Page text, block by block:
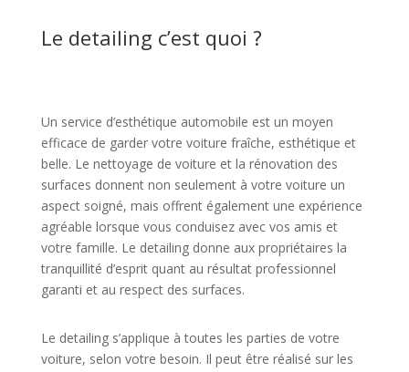
Le detailing c’est quoi ?
Un service d’esthétique automobile est un moyen
efficace de garder votre voiture fraîche, esthétique et
belle. Le nettoyage de voiture et la rénovation des
surfaces donnent non seulement à votre voiture un
aspect soigné, mais offrent également une expérience
agréable lorsque vous conduisez avec vos amis et
votre famille. Le detailing donne aux propriétaires la
tranquillité d’esprit quant au résultat professionnel
garanti et au respect des surfaces.
Le detailing s’applique à toutes les parties de votre
voiture, selon votre besoin. Il peut être réalisé sur les